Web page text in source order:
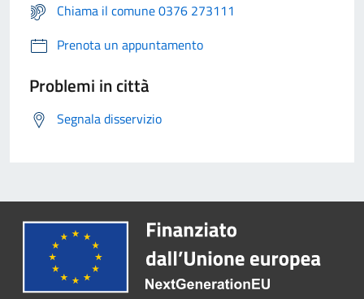
Chiama il comune 0376 273111
Prenota un appuntamento
Problemi in città
Segnala disservizio